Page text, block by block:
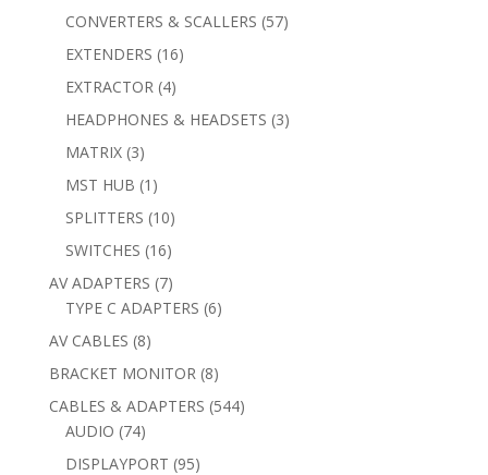
products
CONVERTERS & SCALLERS 5757
EXTENDERS 1616
EXTRACTOR 44
products
HEADPHONES & HEADSETS 33
MATRIX 33
products
MST HUB 1 1
product
SPLITTERS 1010
products
SWITCHES 1616
products
AV ADAPTERS 77
products
TYPE C ADAPTERS 66
AV CABLES 88
products
BRACKET MONITOR 88
products
CABLES & ADAPTERS 544544
AUDIO 7474
products
DISPLAYPORT 9595